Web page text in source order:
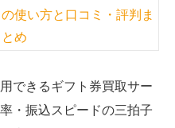
の使い方と口コミ・評判ま
とめ
できるギフト券買取サー
・振込スピードの三拍子